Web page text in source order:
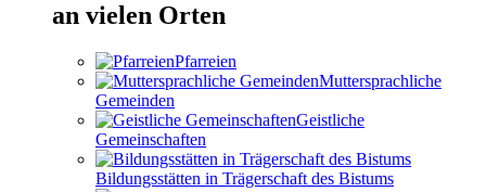
an vielen Orten
Pfarreien
Muttersprachliche
Gemeinden
Geistliche
Gemeinschaften
Bildungsstätten in Trägerschaft des Bistums